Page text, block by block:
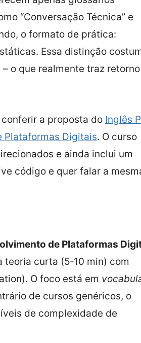
“Conversação Técnica” e
o formato de prática:
Essa distinção
o que realmente traz retorno
a proposta do Inglês
Plataformas Digitais. O curso
e ainda inclui um
código e quer falar a
de Plataformas
curta (5‑10 min) com
O foco está em
de cursos genéricos, o
de complexidade de